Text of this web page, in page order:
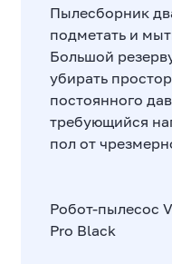
Пылесборник
подметать и
Большой
убирать
постоянного
требующийся
пол от
Робот-пылесос
Pro Black